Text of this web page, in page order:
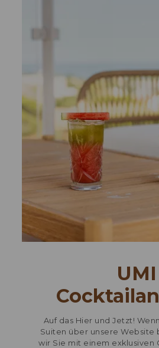
UMI
Auf das Hier und Jetzt!
Suiten über unsere Website
wir Sie mit einem exklusiven